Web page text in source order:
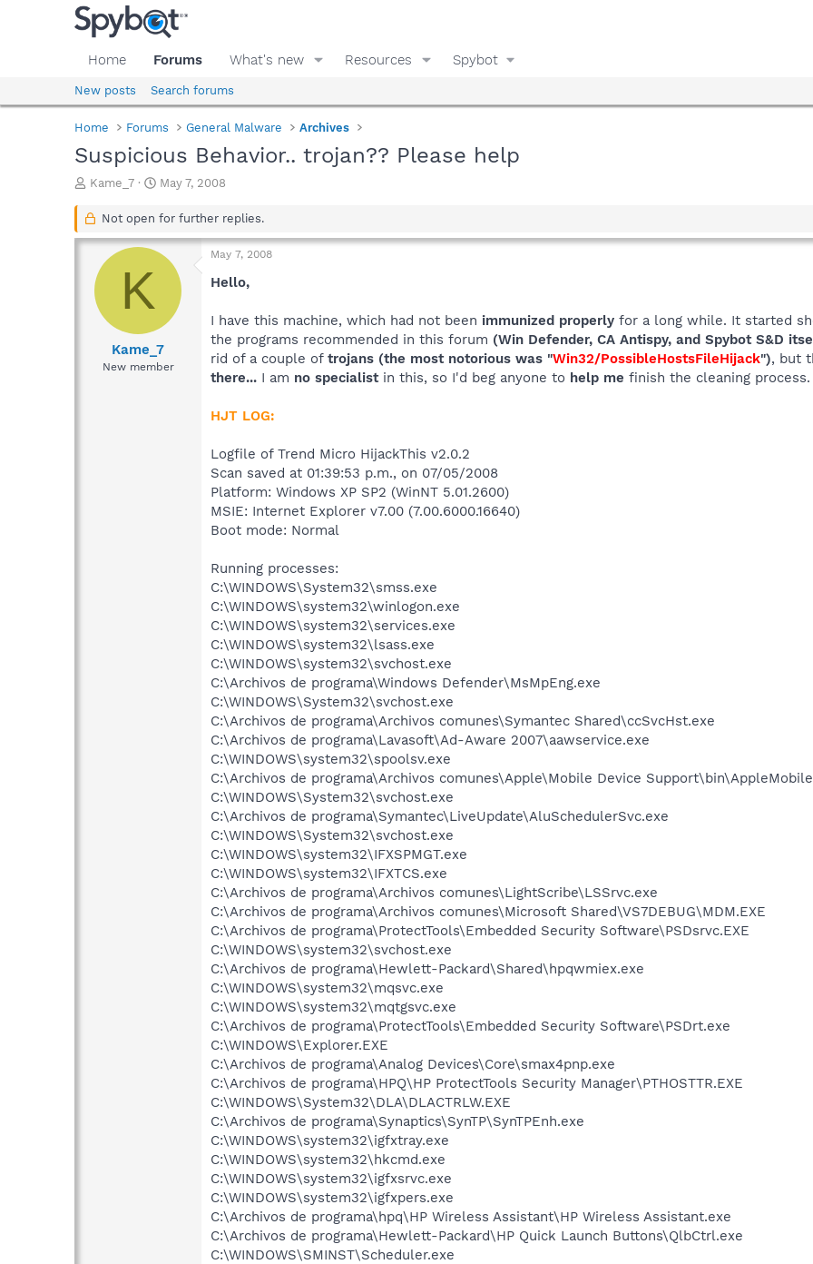
Home Forums What's new Resources Spybot
New posts Search forums
Home Forums General Malware Archives
Suspicious Behavior.. trojan?? Please help
T
r
a
s
Kame_7
S
a
t
May 7, 2008
Not open for further replies.
K
Kame_7
New member
May 7, 2008
Hello,
I have this machine, which had not been immunized properly for a long while. It started
the programs recommended in this forum (Win Defender, CA Antispy, and Spybot S&D
rid of a couple of trojans (the most notorious was "Win32/PossibleHostsFileHijack"), but
there... I am no specialist in this, so I'd beg anyone to help me finish the cleaning
HJT LOG:
Logfile of Trend Micro HijackThis v2.0.2
Scan saved at 01:39:53 p.m., on 07/05/2008
Platform: Windows XP SP2 (WinNT 5.01.2600)
MSIE: Internet Explorer v7.00 (7.00.6000.16640)
Boot mode: Normal
Running processes:
C:\WINDOWS\System32\smss.exe
C:\WINDOWS\system32\winlogon.exe
C:\WINDOWS\system32\services.exe
C:\WINDOWS\system32\lsass.exe
C:\WINDOWS\system32\svchost.exe
C:\Archivos de programa\Windows Defender\MsMpEng.exe
C:\WINDOWS\System32\svchost.exe
C:\Archivos de programa\Archivos comunes\Symantec Shared\ccSvcHst.exe
C:\Archivos de programa\Lavasoft\Ad-Aware 2007\aawservice.exe
C:\WINDOWS\system32\spoolsv.exe
C:\Archivos de programa\Archivos comunes\Apple\Mobile Device
C:\WINDOWS\System32\svchost.exe
C:\Archivos de programa\Symantec\LiveUpdate\AluSchedulerSvc.exe
C:\WINDOWS\System32\svchost.exe
C:\WINDOWS\system32\IFXSPMGT.exe
C:\WINDOWS\system32\IFXTCS.exe
C:\Archivos de programa\Archivos comunes\LightScribe\LSSrvc.exe
C:\Archivos de programa\Archivos comunes\Microsoft Shared\VS7DEBUG\MDM.EXE
C:\Archivos de programa\ProtectTools\Embedded Security Software\PSDsrvc.EXE
C:\WINDOWS\system32\svchost.exe
C:\Archivos de programa\Hewlett-Packard\Shared\hpqwmiex.exe
C:\WINDOWS\system32\mqsvc.exe
C:\WINDOWS\system32\mqtgsvc.exe
C:\Archivos de programa\ProtectTools\Embedded Security Software\PSDrt.exe
C:\WINDOWS\Explorer.EXE
C:\Archivos de programa\Analog Devices\Core\smax4pnp.exe
C:\Archivos de programa\HPQ\HP ProtectTools Security Manager\PTHOSTTR.EXE
C:\WINDOWS\System32\DLA\DLACTRLW.EXE
C:\Archivos de programa\Synaptics\SynTP\SynTPEnh.exe
C:\WINDOWS\system32\igfxtray.exe
C:\WINDOWS\system32\hkcmd.exe
C:\WINDOWS\system32\igfxsrvc.exe
C:\WINDOWS\system32\igfxpers.exe
C:\Archivos de programa\hpq\HP Wireless Assistant\HP Wireless Assistant.exe
C:\Archivos de programa\Hewlett-Packard\HP Quick Launch Buttons\QlbCtrl.exe
C:\WINDOWS\SMINST\Scheduler.exe